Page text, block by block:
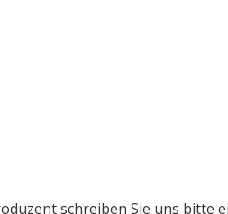
schreiben Sie uns bitte